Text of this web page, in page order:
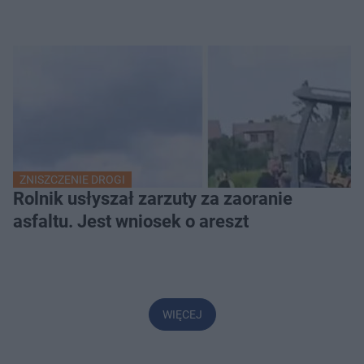
ZNISZCZENIE DROGI
Rolnik usłyszał zarzuty za zaoranie
asfaltu. Jest wniosek o areszt
WIĘCEJ